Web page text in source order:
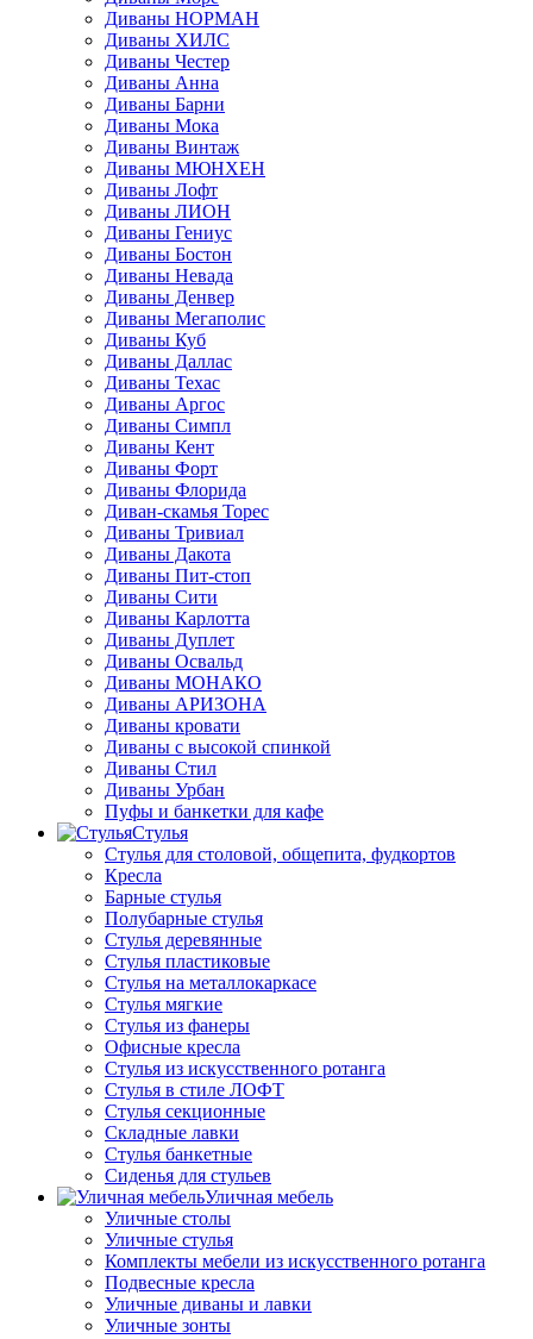
Диваны НОРМАН
Диваны ХИЛС
Диваны Честер
Диваны Анна
Диваны Барни
Диваны Мока
Диваны Винтаж
Диваны МЮНХЕН
Диваны Лофт
Диваны ЛИОН
Диваны Гениус
Диваны Бостон
Диваны Невада
Диваны Денвер
Диваны Мегаполис
Диваны Куб
Диваны Даллас
Диваны Техас
Диваны Аргос
Диваны Симпл
Диваны Кент
Диваны Форт
Диваны Флорида
Диван-скамья Торес
Диваны Тривиал
Диваны Дакота
Диваны Пит-стоп
Диваны Сити
Диваны Карлотта
Диваны Дуплет
Диваны Освальд
Диваны МОНАКО
Диваны АРИЗОНА
Диваны кровати
Диваны с высокой спинкой
Диваны Стил
Диваны Урбан
Пуфы и банкетки для кафе
Стулья
Стулья для столовой, общепита, фудкортов
Кресла
Барные стулья
Полубарные стулья
Стулья деревянные
Стулья пластиковые
Стулья на металлокаркасе
Стулья мягкие
Стулья из фанеры
Офисные кресла
Стулья из искусственного ротанга
Стулья в стиле ЛОФТ
Стулья секционные
Складные лавки
Стулья банкетные
Сиденья для стульев
Уличная мебель
Уличные столы
Уличные стулья
Комплекты мебели из искусственного ротанга
Подвесные кресла
Уличные диваны и лавки
Уличные зонты